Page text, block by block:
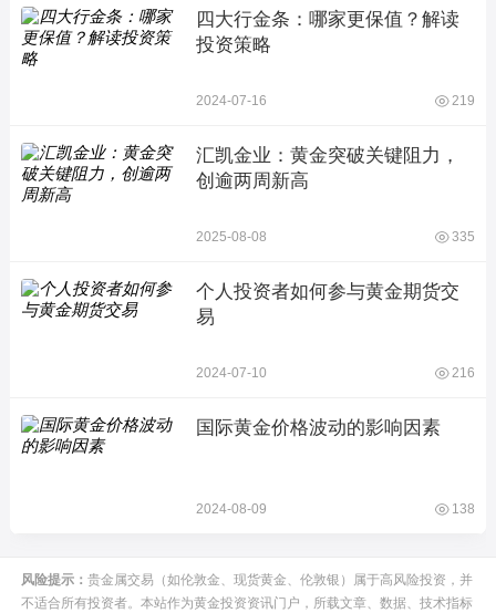
四大行金条：哪家更保值？解读
投资策略
2024-07-16 219
汇凯金业：黄金突破关键阻力，
创逾两周新高
2025-08-08 335
个人投资者如何参与黄金期货交
易
2024-07-10 216
国际黄金价格波动的影响因素
2024-08-09 138
风险提示： 贵金属交易（如伦敦金、现货黄金、伦敦银）属于高风险投资，并
不适合所有投资者。本站作为黄金投资资讯门户，所载文章、数据、技术指标